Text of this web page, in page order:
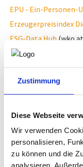
Zustimmung
Diese Webseite
Wir verwenden
personalisieren,
zu können und die
analysieren.
EPU - Ein-Personen-
Erzeugerpreisindex
ESG-Data Hub
Europäische Normen
F
Firmen A-Z(wko.at)
G
Gründung (wko.at)
Gütesiegel staatlich
H
Harmonisierte